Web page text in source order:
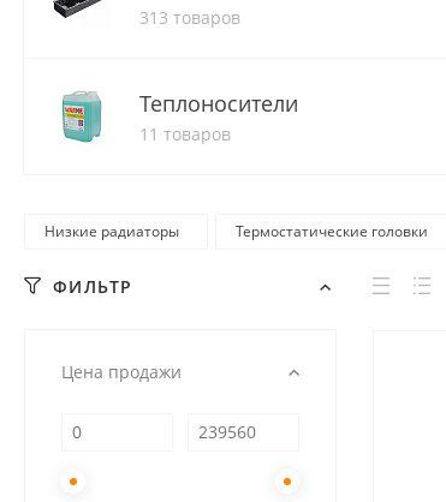
313 товаров
Теплоносители
11 товаров
Низкие радиаторы Термостатические головки
ФИЛЬТР
Цена продажи